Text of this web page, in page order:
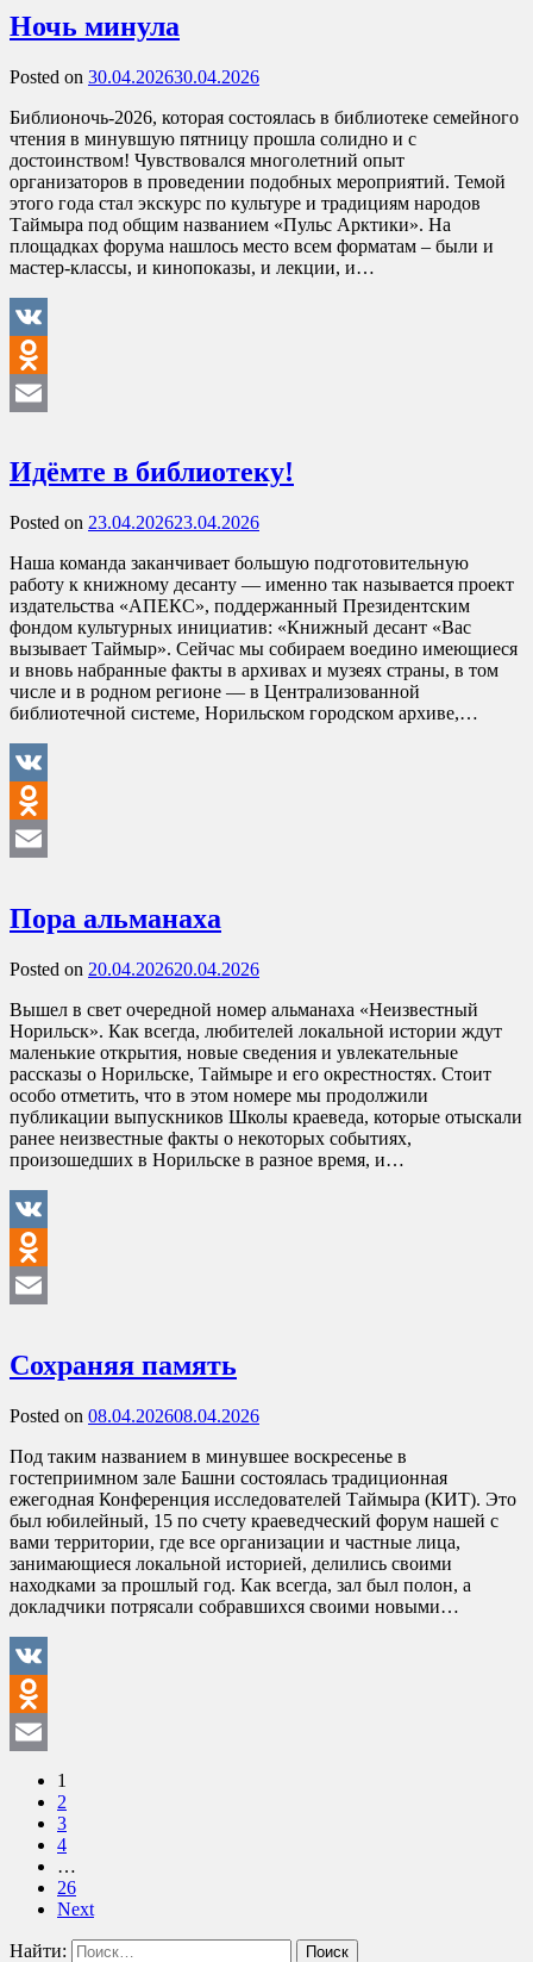
Ночь минула
Posted on 30.04.202630.04.2026
Библионочь-2026, которая состоялась в библиотеке семейного
чтения в минувшую пятницу прошла солидно и с
достоинством! Чувствовался многолетний опыт
организаторов в проведении подобных мероприятий. Темой
этого года стал экскурс по культуре и традициям народов
Таймыра под общим названием «Пульс Арктики». На
площадках форума нашлось место всем форматам – были и
мастер-классы, и кинопоказы, и лекции, и…
VK
Odnoklassniki
Идёмте в библиотеку!
Posted on 23.04.202623.04.2026
Наша команда заканчивает большую подготовительную
работу к книжному десанту — именно так называется проект
издательства «АПЕКС», поддержанный Президентским
фондом культурных инициатив: «Книжный десант «Вас
вызывает Таймыр». Сейчас мы собираем воедино имеющиеся
и вновь набранные факты в архивах и музеях страны, в том
числе и в родном регионе — в Централизованной
библиотечной системе, Норильском городском архиве,…
VK
Odnoklassniki
Пора альманаха
Posted on 20.04.202620.04.2026
Вышел в свет очередной номер альманаха «Неизвестный
Норильск». Как всегда, любителей локальной истории ждут
маленькие открытия, новые сведения и увлекательные
рассказы о Норильске, Таймыре и его окрестностях. Стоит
особо отметить, что в этом номере мы продолжили
публикации выпускников Школы краеведа, которые отыскали
ранее неизвестные факты о некоторых событиях,
произошедших в Норильске в разное время, и…
VK
Odnoklassniki
Сохраняя память
Posted on 08.04.202608.04.2026
Под таким названием в минувшее воскресенье в
гостеприимном зале Башни состоялась традиционная
ежегодная Конференция исследователей Таймыра (КИТ). Это
был юбилейный, 15 по счету краеведческий форум нашей с
вами территории, где все организации и частные лица,
занимающиеся локальной историей, делились своими
находками за прошлый год. Как всегда, зал был полон, а
докладчики потрясали собравшихся своими новыми…
VK
Odnoklassniki
1
2
3
4
…
26
Next
Найти: